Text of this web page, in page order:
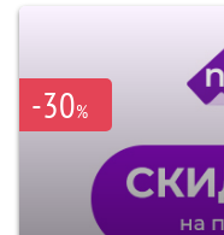
-30%